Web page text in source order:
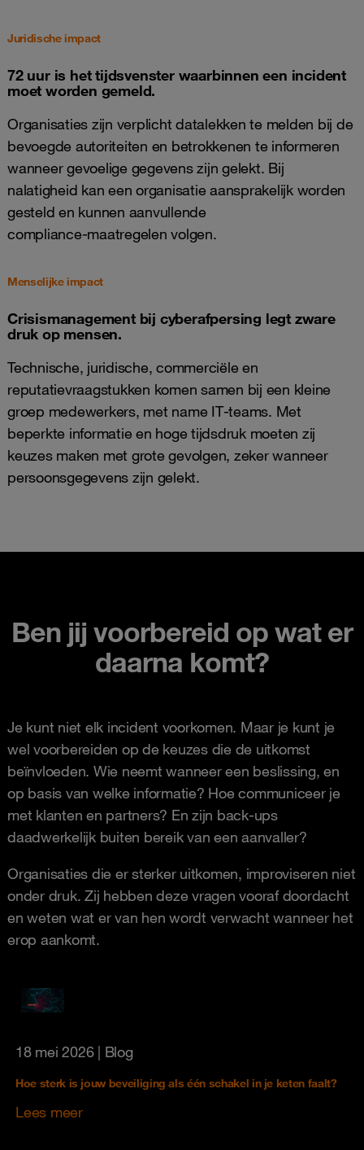
Juridische impact
72 uur is het tijdsvenster waarbinnen een incident
moet worden gemeld.
Organisaties zijn verplicht datalekken te melden bij de
bevoegde autoriteiten en betrokkenen te informeren
wanneer gevoelige gegevens zijn gelekt. Bij
nalatigheid kan een organisatie aansprakelijk worden
gesteld en kunnen aanvullende
compliance‑maatregelen volgen.
Menselijke impact
Crisismanagement bij cyberafpersing legt zware
druk op mensen.
Technische, juridische, commerciële en
reputatievraagstukken komen samen bij een kleine
groep medewerkers, met name IT‑teams. Met
beperkte informatie en hoge tijdsdruk moeten zij
keuzes maken met grote gevolgen, zeker wanneer
persoonsgegevens zijn gelekt.
Ben jij voorbereid op wat er
daarna komt?
Je kunt niet elk incident voorkomen. Maar je kunt je
wel voorbereiden op de keuzes die de uitkomst
beïnvloeden. Wie neemt wanneer een beslissing, en
op basis van welke informatie? Hoe communiceer je
met klanten en partners? En zijn back‑ups
daadwerkelijk buiten bereik van een aanvaller?
Organisaties die er sterker uitkomen, improviseren niet
onder druk. Zij hebben deze vragen vooraf doordacht
en weten wat er van hen wordt verwacht wanneer het
erop aankomt.
18 mei 2026| Blog
Hoe sterk is jouw beveiliging als één schakel in je keten faalt?
Lees meer